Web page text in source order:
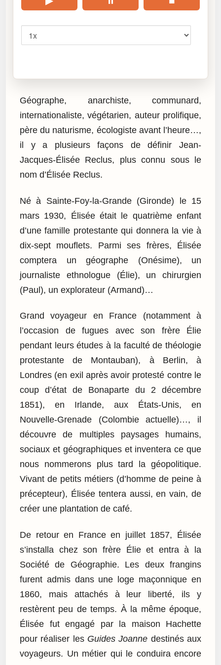
Géographe, anarchiste, communard,
internationaliste, végétarien, auteur prolifique,
père du naturisme, écologiste avant l’heure…,
il y a plusieurs façons de définir Jean-
Jacques-Élisée Reclus, plus connu sous le
nom d’Élisée Reclus.
Né à Sainte-Foy-la-Grande (Gironde) le 15
mars 1930, Élisée était le quatrième enfant
d’une famille protestante qui donnera la vie à
dix-sept mouflets. Parmi ses frères, Élisée
comptera un géographe (Onésime), un
journaliste ethnologue (Élie), un chirurgien
(Paul), un explorateur (Armand)…
Grand voyageur en France (notamment à
l’occasion de fugues avec son frère Élie
pendant leurs études à la faculté de théologie
protestante de Montauban), à Berlin, à
Londres (en exil après avoir protesté contre le
coup d’état de Bonaparte du 2 décembre
1851), en Irlande, aux États-Unis, en
Nouvelle-Grenade (Colombie actuelle)…, il
découvre de multiples paysages humains,
sociaux et géographiques et inventera ce que
nous nommerons plus tard la géopolitique.
Vivant de petits métiers (d’homme de peine à
précepteur), Élisée tentera aussi, en vain, de
créer une plantation de café.
De retour en France en juillet 1857, Élisée
s’installa chez son frère Élie et entra à la
Société de Géographie. Les deux frangins
furent admis dans une loge maçonnique en
1860, mais attachés à leur liberté, ils y
restèrent peu de temps. À la même époque,
Élisée fut engagé par la maison Hachette
pour réaliser les Guides Joanne destinés aux
voyageurs. Un métier qui le conduira encore